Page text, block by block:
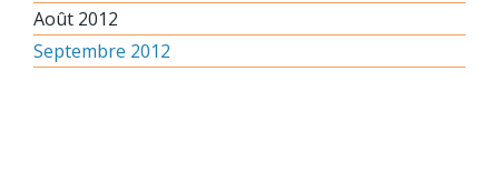
Août 2012
Septembre 2012